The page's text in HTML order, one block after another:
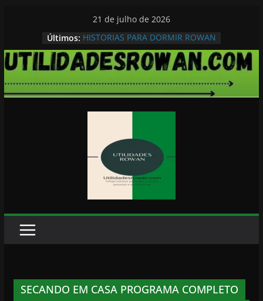
conteúdo
21 de julho de 2026
Últimos: HISTORIAS PARA DORMIR ROWAN
SECANDO EM CASA PROGRAMA COMPLETO